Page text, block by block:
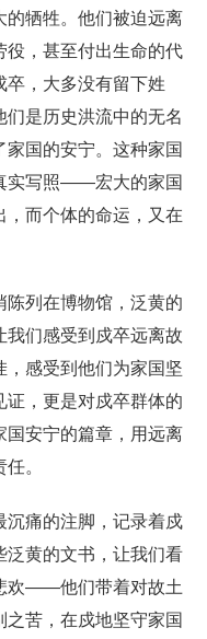
的牺牲。他们被迫远离
役，甚至付出生命的代
卒，大多没有留下姓
是历史洪流中的无名
国的安宁。这种家国
实写照——宏大的家国
而个体的命运，又在
列在博物馆，泛黄的
们感受到戍卒远离故
，感受到他们为家国坚
，更是对戍卒群体的
国安宁的篇章，用远离
。
沉痛的注脚，记录着戍
泛黄的文书，让我们看
欢——他们带着对故土
苦，在戍地坚守家国